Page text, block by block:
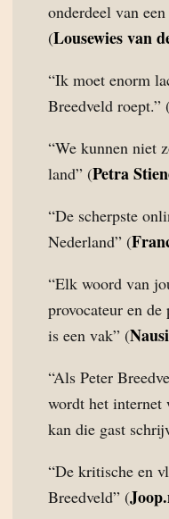
onderdeel van
(Lousewies van
“Ik moet enorm
Breedveld roept.”
“We kunnen niet
land” (Petra
“De scherpste
Nederland” (
“Elk woord van
provocateur en
is een vak” (
“Als Peter
wordt het internet
kan die gast
“De kritische en
Breedveld” (